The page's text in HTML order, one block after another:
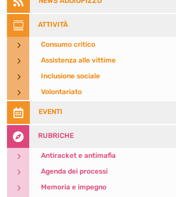
 ATTIVITÀ
5 Consumo critico
5 Assistenza alle vittime
5 Inclusione sociale
5 Volontariato
 EVENTI
 RUBRICHE
5 Antiracket e antimafia
5 Agenda dei processi
5 Memoria e impegno